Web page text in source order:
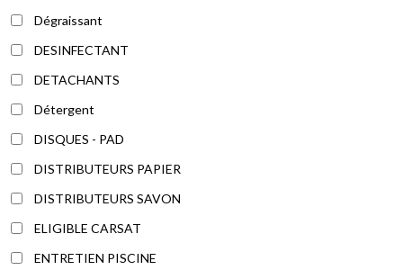
Dégraissant
DESINFECTANT
DETACHANTS
Détergent
DISQUES - PAD
DISTRIBUTEURS PAPIER
DISTRIBUTEURS SAVON
ELIGIBLE CARSAT
ENTRETIEN PISCINE